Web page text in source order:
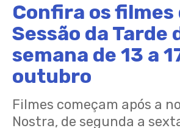
Confira os filmes
Sessão da Tarde
semana de 13 a
outubro
Filmes começam após a
Nostra, de segunda a